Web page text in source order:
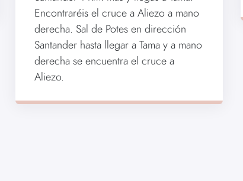
Encontraréis el cruce a Aliezo a mano
derecha. Sal de Potes en dirección
Santander hasta llegar a Tama y a mano
derecha se encuentra el cruce a
Aliezo.